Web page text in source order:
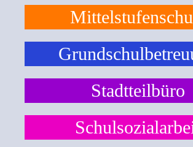
Stadtteilbüro